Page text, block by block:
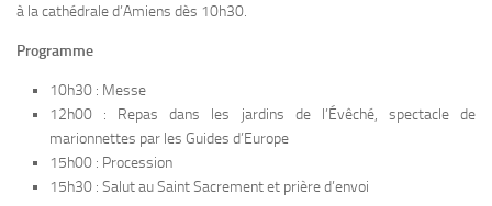
à la cathédrale d’Amiens dès 10h30.
Programme
10h30 : Messe
12h00 : Repas dans les jardins de l’Évêché, spectacle de
marionnettes par les Guides d’Europe
15h00 : Procession
15h30 : Salut au Saint Sacrement et prière d’envoi